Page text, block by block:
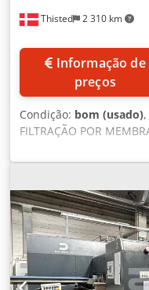
Thisted 2 310 km
preços
Condição: bom (usado)
FILTRAÇÃO POR
planta de filtração por
água e/ou substâncias
produtos lácteos